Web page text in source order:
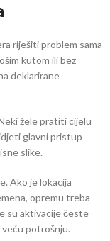
riješiti problem sama
kutom ili bez
deklarirane
žele pratiti cijelu
glavni pristup
slike.
Ako je lokacija
opremu treba
su aktivacije česte
veću potrošnju.